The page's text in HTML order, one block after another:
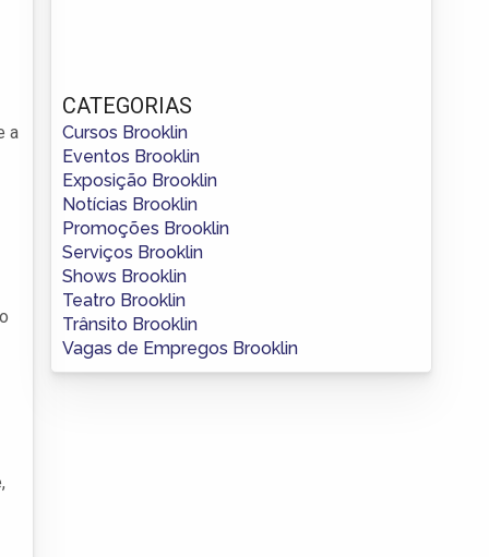
a
CATEGORIAS
Cursos Brooklin
Eventos Brooklin
Exposição Brooklin
Notícias Brooklin
Promoções Brooklin
Serviços Brooklin
Shows Brooklin
Teatro Brooklin
Trânsito Brooklin
Vagas de Empregos Brooklin